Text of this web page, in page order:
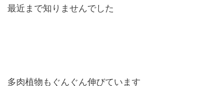
最近まで知りませんでした
多肉植物もぐんぐん伸びています